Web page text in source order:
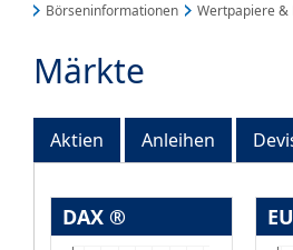
Börseninformationen Wertpapiere &
Märkte
Aktien Anleihen
DAX ®